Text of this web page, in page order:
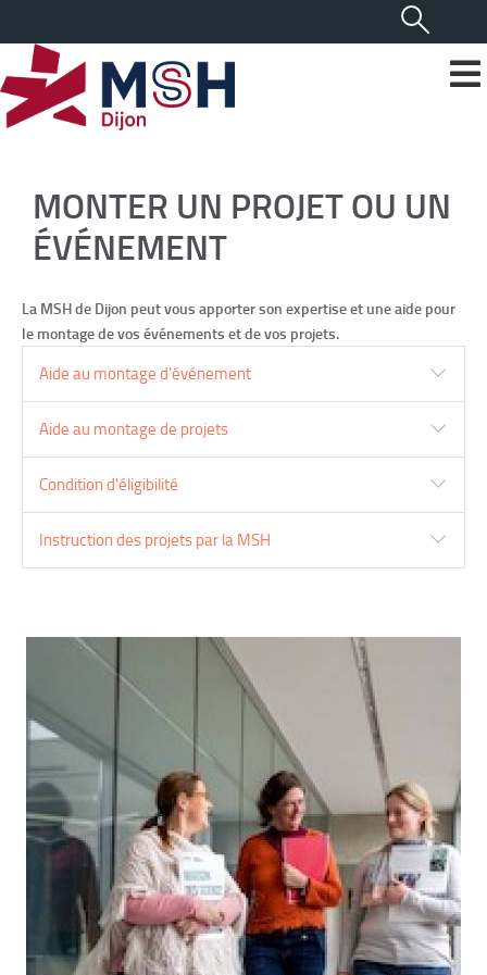
MONTER UN PROJET OU UN
ÉVÉNEMENT
La MSH de Dijon peut vous apporter son expertise et une aide pour
le montage de vos événements et de vos projets.
Aide au montage d'événement
Aide au montage de projets
Condition d'éligibilité
Instruction des projets par la MSH